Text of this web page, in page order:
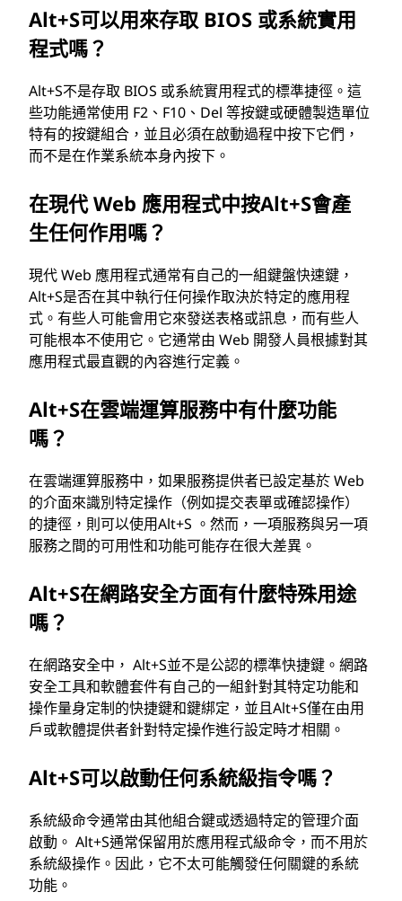
Alt+S可以用來存取 BIOS 或系統實用
程式嗎？
Alt+S不是存取 BIOS 或系統實用程式的標準捷徑。這
些功能通常使用 F2、F10、Del 等按鍵或硬體製造單位
特有的按鍵組合，並且必須在啟動過程中按下它們，
而不是在作業系統本身內按下。
在現代 Web 應用程式中按Alt+S會產
生任何作用嗎？
現代 Web 應用程式通常有自己的一組鍵盤快速鍵，
Alt+S是否在其中執行任何操作取決於特定的應用程
式。有些人可能會用它來發送表格或訊息，而有些人
可能根本不使用它。它通常由 Web 開發人員根據對其
應用程式最直觀的內容進行定義。
Alt+S在雲端運算服務中有什麼功能
嗎？
在雲端運算服務中，如果服務提供者已設定基於 Web
的介面來識別特定操作（例如提交表單或確認操作）
的捷徑，則可以使用Alt+S 。然而，一項服務與另一項
服務之間的可用性和功能可能存在很大差異。
Alt+S在網路安全方面有什麼特殊用途
嗎？
在網路安全中， Alt+S並不是公認的標準快捷鍵。網路
安全工具和軟體套件有自己的一組針對其特定功能和
操作量身定制的快捷鍵和鍵綁定，並且Alt+S僅在由用
戶或軟體提供者針對特定操作進行設定時才相關。
Alt+S可以啟動任何系統級指令嗎？
系統級命令通常由其他組合鍵或透過特定的管理介面
啟動。 Alt+S通常保留用於應用程式級命令，而不用於
系統級操作。因此，它不太可能觸發任何關鍵的系統
功能。